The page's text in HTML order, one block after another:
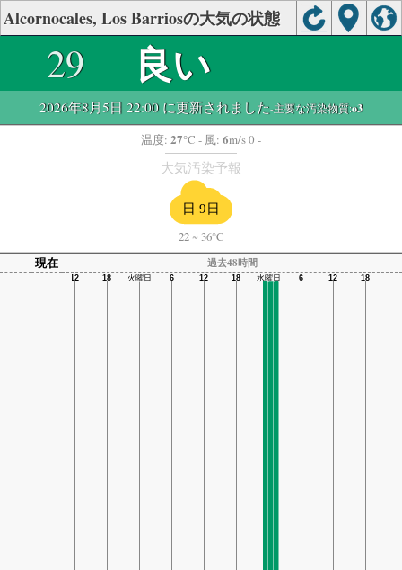
Alcornocales, Los Barriosの大気の状態
29 良い
2026年8月5日 22:00 に更新されました-主要な汚染物質:o3
温度: 27°C - 風: 6m/s 0 -
大気汚染予報
日 9日
22 ~ 36°C
現在
過去48時間